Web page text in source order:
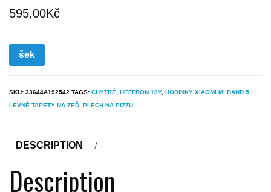
595,00Kč
šek
SKU: 33644A192542 TAGS: CHYTRÉ HEFFRON 10Y, HODINKY XIAOMI MI BAND 5
LEVNÉ TAPETY NA ZEĎ PLECH NA PIZZU
DESCRIPTION
Description